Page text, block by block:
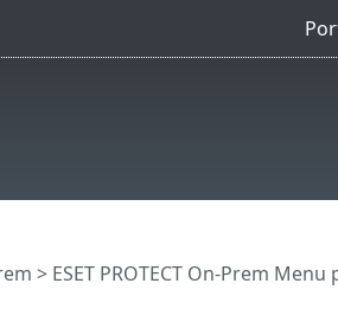
> ESET PROTECT On-Prem